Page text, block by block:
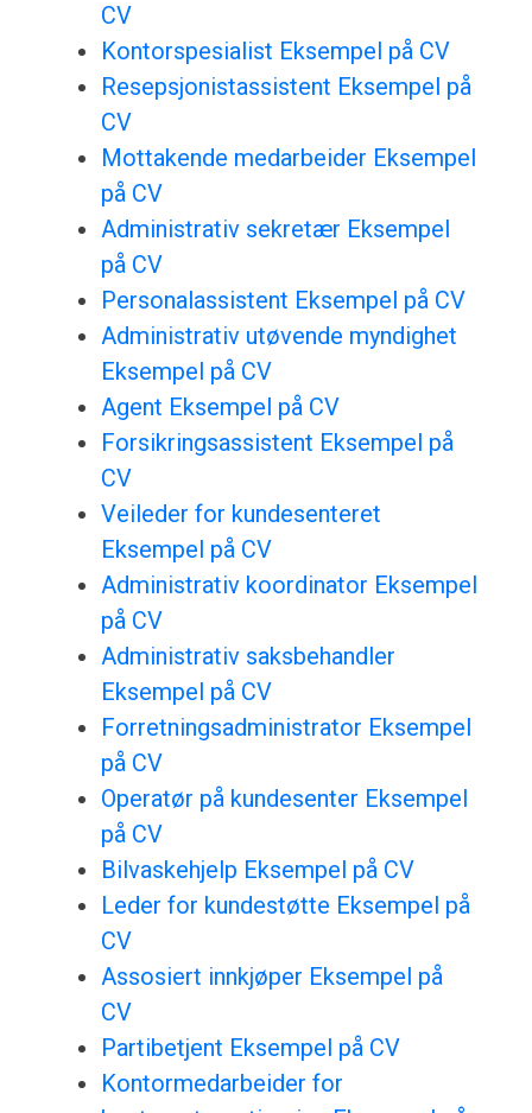
CV
Kontorspesialist Eksempel på CV
Resepsjonistassistent Eksempel på
CV
Mottakende medarbeider Eksempel
på CV
Administrativ sekretær Eksempel
på CV
Personalassistent Eksempel på CV
Administrativ utøvende myndighet
Eksempel på CV
Agent Eksempel på CV
Forsikringsassistent Eksempel på
CV
Veileder for kundesenteret
Eksempel på CV
Administrativ koordinator Eksempel
på CV
Administrativ saksbehandler
Eksempel på CV
Forretningsadministrator Eksempel
på CV
Operatør på kundesenter Eksempel
på CV
Bilvaskehjelp Eksempel på CV
Leder for kundestøtte Eksempel på
CV
Assosiert innkjøper Eksempel på
CV
Partibetjent Eksempel på CV
Kontormedarbeider for